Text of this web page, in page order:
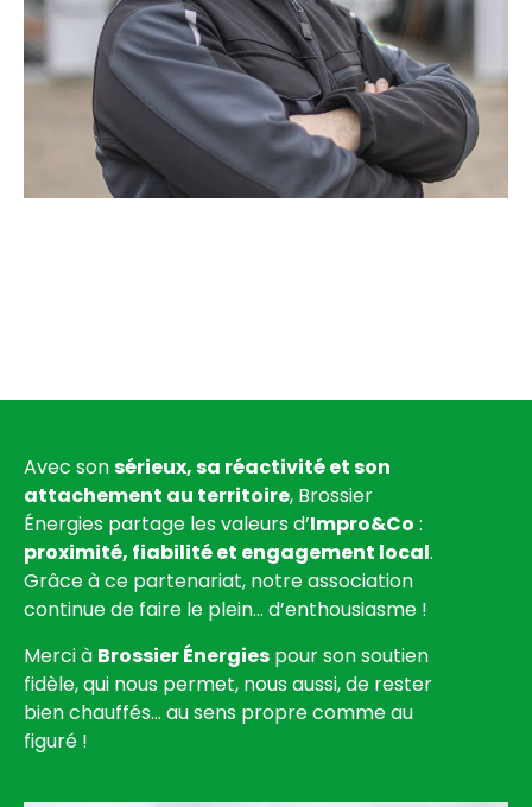
Avec sonsérieux, sa réactivité et son
attachement au territoire, Brossier
Énergies partage les valeurs d’Impro&Co :
proximité, fiabilité et engagement local.
Grâce à ce partenariat, notre association
continue de faire le plein… d’enthousiasme !
Merci à Brossier Énergies pour son soutien
fidèle, qui nous permet, nous aussi, de rester
bien chauffés… au sens propre comme au
figuré !